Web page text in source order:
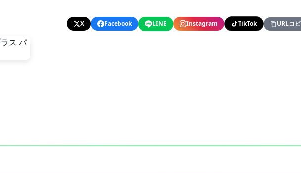
X Facebook LINE Instagram TikTok URLコ